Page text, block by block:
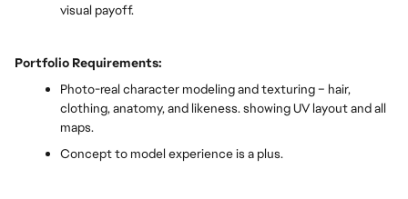
visual payoff.
Portfolio Requirements:
Photo-real character modeling and texturing – hair,
clothing, anatomy, and likeness. showing UV layout and all
maps.
Concept to model experience is a plus.